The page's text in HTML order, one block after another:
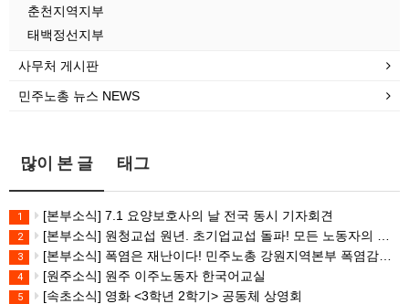
춘천지역지부
태백정선지부
사무처 게시판
민주노총 뉴스 NEWS
많이 본 글 태그
1 [본부소식] 7.1 요양보호사의 날 전국 동시 기자회견
2 [본부소식] 원청교섭 원년. 초기업교섭 돌파! 모든 노동자의 노동기본권 쟁취! 민주노총 7.15 총파업대회
3 [본부소식] 폭염은 재난이다! 민주노총 강원지역본부 폭염감시단 선포 기자회견
4 [원주소식] 원주 이주노동자 한국어교실
5 [속초소식] 영화 <3학년 2학기> 공동체 상영회